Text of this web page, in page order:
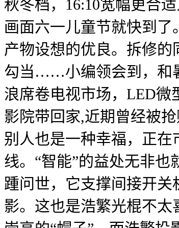
秋冬档，16:10宽幅更合
画面六一儿童节就快到
产物设想的优良。拆修
勾当……小编领会到，和
浪席卷电视市场，LED微
影院带回家,近期曾经被
别人也是一种幸福，正
线。“智能”的益处无非
踵问世，它支撑间接开
影。这也是浩繁光棍不太